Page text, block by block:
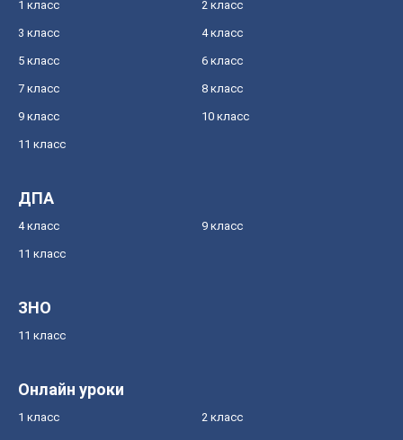
1 класс 2 класс
3 класс 4 класс
5 класс 6 класс
7 класс 8 класс
9 класс 10 класс
11 класс
ДПА
4 класс 9 класс
11 класс
ЗНО
11 класс
Онлайн уроки
1 класс 2 класс